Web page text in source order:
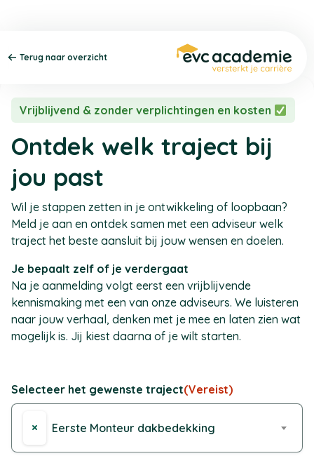
Terug naar overzicht
Vrijblijvend & zonder verplichtingen en kosten
Ontdek welk traject bij
jou past
Wil je stappen zetten in je ontwikkeling of loopbaan?
Meld je aan en ontdek samen met een adviseur welk
traject het beste aansluit bij jouw wensen en doelen.
Je bepaalt zelf of je verdergaat
Na je aanmelding volgt eerst een vrijblijvende
kennismaking met een van onze adviseurs. We luisteren
naar jouw verhaal, denken met je mee en laten zien wat
mogelijk is. Jij kiest daarna of je wilt starten.
Selecteer het gewenste traject(Vereist)
× Eerste Monteur dakbedekking